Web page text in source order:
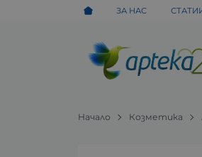
ЗА НАС
Начало Козметика